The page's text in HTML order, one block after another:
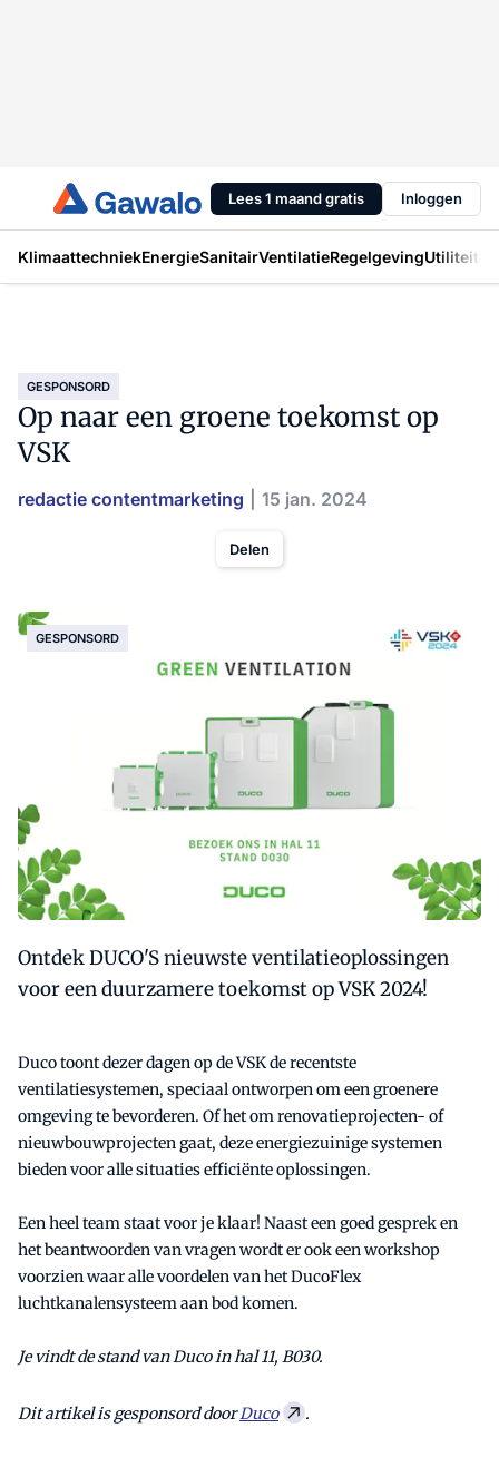
Lees 1 maand gratis Inloggen
KlimaattechniekEnergieSanitairVentilatieRegelgevingUtiliteit
GESPONSORD
Op naar een groene toekomst op
VSK
redactie contentmarketing 15 jan. 2024
Delen
GESPONSORD
Ontdek DUCO'S nieuwste ventilatieoplossingen
voor een duurzamere toekomst op VSK 2024!
Duco toont dezer dagen op de VSK de recentste
ventilatiesystemen, speciaal ontworpen om een groenere
omgeving te bevorderen. Of het om renovatieprojecten- of
nieuwbouwprojecten gaat, deze energiezuinige systemen
bieden voor alle situaties efficiënte oplossingen.
Een heel team staat voor je klaar! Naast een goed gesprek en
het beantwoorden van vragen wordt er ook een workshop
voorzien waar alle voordelen van het DucoFlex
luchtkanalensysteem aan bod komen.
Je vindt de stand van Duco in hal 11, B030.
Dit artikel is gesponsord doorDuco .